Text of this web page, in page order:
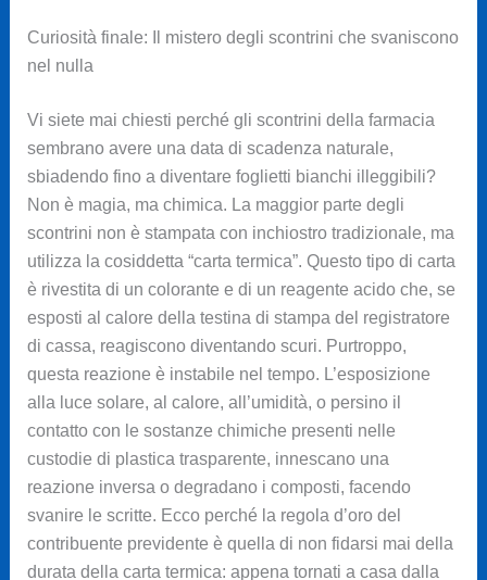
Curiosità finale: Il mistero degli scontrini che svaniscono
nel nulla
Vi siete mai chiesti perché gli scontrini della farmacia
sembrano avere una data di scadenza naturale,
sbiadendo fino a diventare foglietti bianchi illeggibili?
Non è magia, ma chimica. La maggior parte degli
scontrini non è stampata con inchiostro tradizionale, ma
utilizza la cosiddetta “carta termica”. Questo tipo di carta
è rivestita di un colorante e di un reagente acido che, se
esposti al calore della testina di stampa del registratore
di cassa, reagiscono diventando scuri. Purtroppo,
questa reazione è instabile nel tempo. L’esposizione
alla luce solare, al calore, all’umidità, o persino il
contatto con le sostanze chimiche presenti nelle
custodie di plastica trasparente, innescano una
reazione inversa o degradano i composti, facendo
svanire le scritte. Ecco perché la regola d’oro del
contribuente previdente è quella di non fidarsi mai della
durata della carta termica: appena tornati a casa dalla